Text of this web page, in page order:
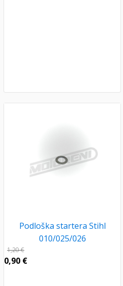
Podloška startera Stihl
010/025/026
1,20€
0,90 €